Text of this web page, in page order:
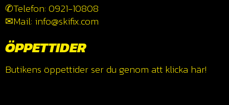
✆Telefon: 0921-10808
✉Mail: info@skifix.com
ÖPPETTIDER
Butikens öppettider ser du genom att klicka här!